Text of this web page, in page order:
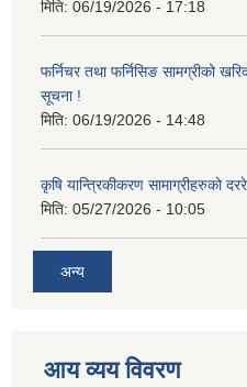
मिति: 06/19/2026 - 17:18
फर्निचर तथा फर्निसिङ सामग्रीको
सूचना !
मिति: 06/19/2026 - 14:48
कृषि यान्त्रिकीकरण सामाग्रीहरुको
मिति: 05/27/2026 - 10:05
अन्य
आय व्यय विवरण